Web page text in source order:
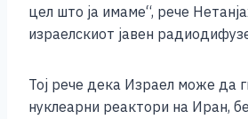
цел што ја имаме“, рече
израелскиот јавен
Тој рече дека Израел може да
нуклеарни реактори на Иран,